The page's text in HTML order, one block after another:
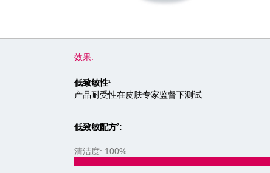
效果:
低致敏性1
产品耐受性在皮肤专家监督下测试
低致敏配方2:
清洁度: 100%